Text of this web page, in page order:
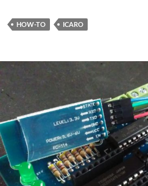
HOW-TO ICARO